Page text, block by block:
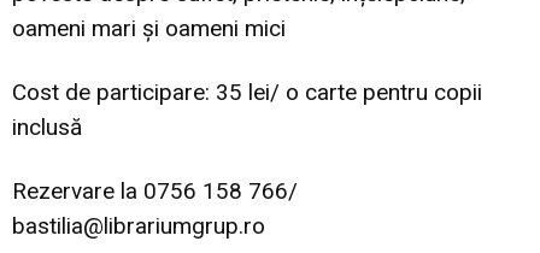
oameni mari și oameni mici
Cost de participare: 35 lei/ o carte pentru copii
inclusă
Rezervare la 0756 158 766/
bastilia@librariumgrup.ro